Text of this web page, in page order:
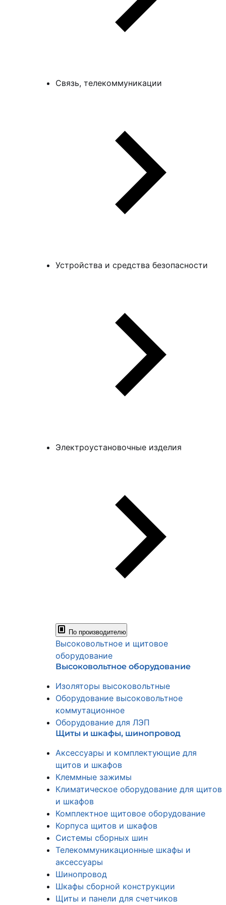
Связь, телекоммуникации
Устройства и средства безопасности
Электроустановочные изделия
По производителю
Высоковольтное и щитовое
оборудование
Высоковольтное оборудование
Изоляторы высоковольтные
Оборудование высоковольтное
коммутационное
Оборудование для ЛЭП
Щиты и шкафы, шинопровод
Аксессуары и комплектующие для
щитов и шкафов
Клеммные зажимы
Климатическое оборудование для щитов
и шкафов
Комплектное щитовое оборудование
Корпуса щитов и шкафов
Системы сборных шин
Телекоммуникационные шкафы и
аксессуары
Шинопровод
Шкафы сборной конструкции
Щиты и панели для счетчиков